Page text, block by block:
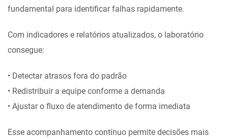
fundamental para identificar falhas rapidamente.
Com indicadores e relatórios atualizados, o laboratório
consegue:
• Detectar atrasos fora do padrão
• Redistribuir a equipe conforme a demanda
• Ajustar o fluxo de atendimento de forma imediata
Esse acompanhamento contínuo permite decisões mais